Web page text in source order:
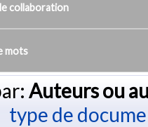
collaboration
mots
Auteurs ou
type de